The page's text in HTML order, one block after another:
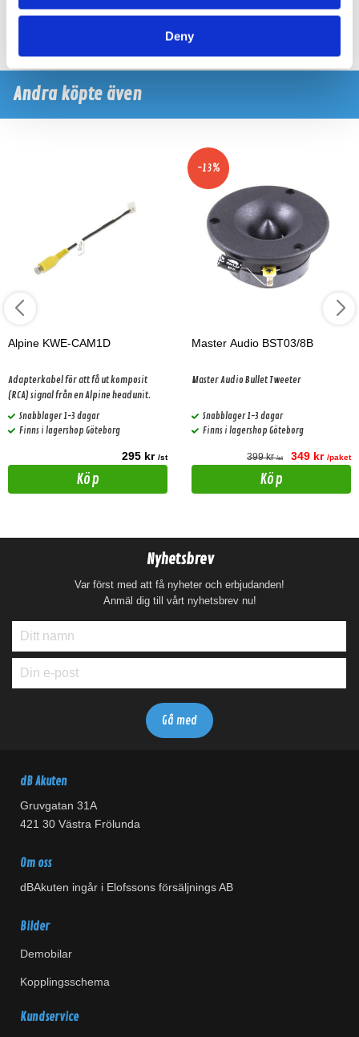
Deny
/paket
Andra köpte även
Alpine KWE-CAM1D
Adapterkabel för att få ut komposit
(RCA) signal från en Alpine headunit.
Snabblager 1-3 dagar
Finns i lagershop Göteborg
295 kr /st
Köp
-13%
Master Audio BST03/8B
Master Audio Bullet Tweeter
Snabblager 1-3 dagar
Finns i lagershop Göteborg
399 kr/st 349 kr /paket
Köp
Nyhetsbrev
Var först med att få nyheter och erbjudanden!
Anmäl dig till vårt nyhetsbrev nu!
dB Akuten
Gruvgatan 31A
421 30 Västra Frölunda
Om oss
dBAkuten ingår i Elofssons försäljnings AB
Bilder
Demobilar
Kopplingsschema
Kundservice